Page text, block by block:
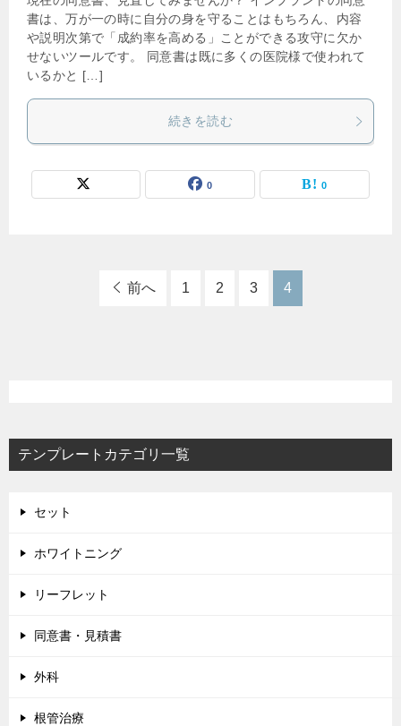
書は、万が一の時に自分の身を守ることはもちろん、内容
や説明次第で「成約率を高める」ことができる攻守に欠か
せないツールです。 同意書は既に多くの医院様で使われて
いるかと […]
続きを読む
0 0
前へ 1 2 3 4
テンプレートカテゴリ一覧
セット
ホワイトニング
リーフレット
同意書・見積書
外科
根管治療